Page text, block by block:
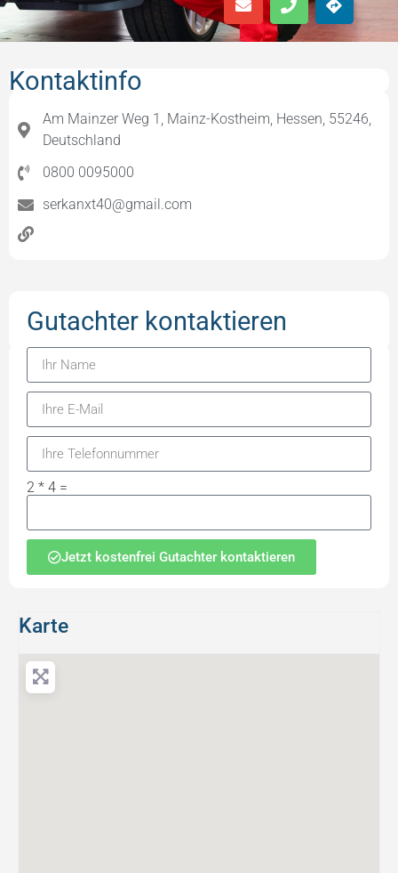
Karte
Kontaktinfo
Am Mainzer Weg 1, Mainz-Kostheim, Hessen, 55246,
Deutschland
0800 0095000
serkanxt40@gmail.com
Gutachter kontaktieren
2 * 4 =
Jetzt kostenfrei Gutachter kontaktieren